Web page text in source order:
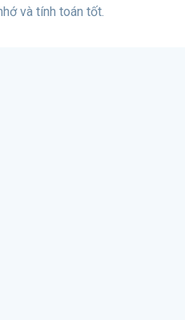
và tính toán tốt.